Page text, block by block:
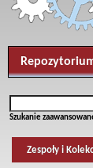
Szukanie
Zespoły i